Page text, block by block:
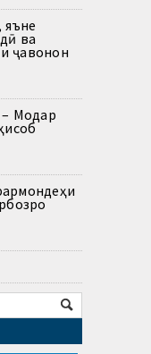
ва
ҷавонон
Модар